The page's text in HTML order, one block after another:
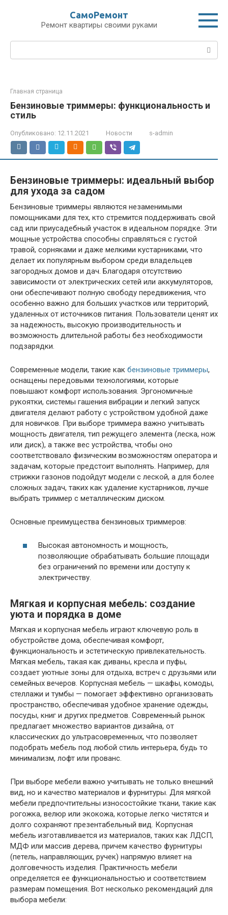
СамоРемонт
Ремонт квартиры своими руками
Поиск:
Главная страница
Бензиновые триммеры: функциональность и
стиль
Опубликовано: 12.11.2021 Новости s-admin
Бензиновые триммеры: идеальный выбор
для ухода за садом
Бензиновые триммеры являются незаменимыми
помощниками для тех, кто стремится поддерживать свой
сад или приусадебный участок в идеальном порядке. Эти
мощные устройства способны справляться с густой
травой, сорняками и даже мелкими кустарниками, что
делает их популярным выбором среди владельцев
загородных домов и дач. Благодаря отсутствию
зависимости от электрических сетей или аккумуляторов,
они обеспечивают полную свободу передвижения, что
особенно важно для больших участков или территорий,
удаленных от источников питания. Пользователи ценят их
за надежность, высокую производительность и
возможность длительной работы без необходимости
подзарядки.
Современные модели, такие как бензиновые триммеры,
оснащены передовыми технологиями, которые
повышают комфорт использования. Эргономичные
рукоятки, системы гашения вибрации и легкий запуск
двигателя делают работу с устройством удобной даже
для новичков. При выборе триммера важно учитывать
мощность двигателя, тип режущего элемента (леска, нож
или диск), а также вес устройства, чтобы оно
соответствовало физическим возможностям оператора и
задачам, которые предстоит выполнять. Например, для
стрижки газонов подойдут модели с леской, а для более
сложных задач, таких как удаление кустарников, лучше
выбрать триммер с металлическим диском.
Основные преимущества бензиновых триммеров:
Высокая автономность и мощность,
позволяющие обрабатывать большие площади
без ограничений по времени или доступу к
электричеству.
Мягкая и корпусная мебель: создание
уюта и порядка в доме
Мягкая и корпусная мебель играют ключевую роль в
обустройстве дома, обеспечивая комфорт,
функциональность и эстетическую привлекательность.
Мягкая мебель, такая как диваны, кресла и пуфы,
создает уютные зоны для отдыха, встреч с друзьями или
семейных вечеров. Корпусная мебель — шкафы, комоды,
стеллажи и тумбы — помогает эффективно организовать
пространство, обеспечивая удобное хранение одежды,
посуды, книг и других предметов. Современный рынок
предлагает множество вариантов дизайна, от
классических до ультрасовременных, что позволяет
подобрать мебель под любой стиль интерьера, будь то
минимализм, лофт или прованс.
При выборе мебели важно учитывать не только внешний
вид, но и качество материалов и фурнитуры. Для мягкой
мебели предпочтительны износостойкие ткани, такие как
рогожка, велюр или экокожа, которые легко чистятся и
долго сохраняют презентабельный вид. Корпусная
мебель изготавливается из материалов, таких как ЛДСП,
МДФ или массив дерева, причем качество фурнитуры
(петель, направляющих, ручек) напрямую влияет на
долговечность изделия. Практичность мебели
определяется ее функциональностью и соответствием
размерам помещения. Вот несколько рекомендаций для
выбора мебели: